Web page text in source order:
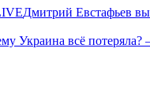
Дмитрий Евстафьев
Украина всё